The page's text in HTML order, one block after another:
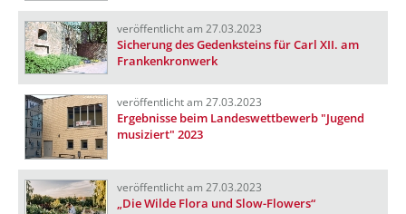
veröffentlicht am 27.03.2023
Sicherung des Gedenksteins für Carl XII. am
Frankenkronwerk
veröffentlicht am 27.03.2023
Ergebnisse beim Landeswettbewerb "Jugend
musiziert" 2023
veröffentlicht am 27.03.2023
„Die Wilde Flora und Slow-Flowers“